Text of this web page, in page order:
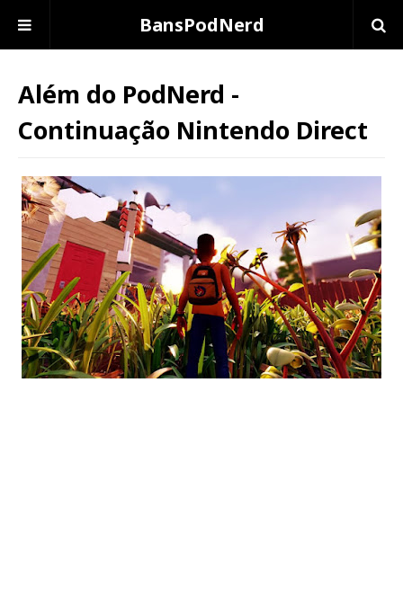
BansPodNerd
Além do PodNerd -
Continuação Nintendo Direct